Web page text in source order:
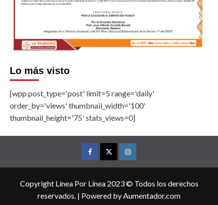
Lo más visto
[wpp post_type='post' limit=5 range='daily'
order_by='views' thumbnail_width='100'
thumbnail_height='75' stats_views=0]
FacebookTwitterInstagram
Copyright Línea Por Línea 2023 © Todos los derechos
reservados. | Powered byAumentador.com